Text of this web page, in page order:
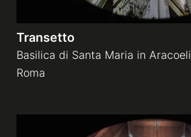
Transetto
Basilica di Santa Maria in Aracoeli
Roma